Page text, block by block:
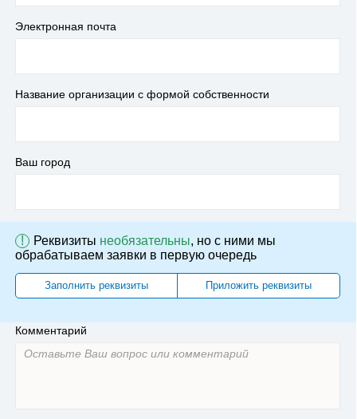
Электронная почта
Название организации с формой собственности
Ваш город
! Реквизиты необязательны, но с ними мы
обрабатываем заявки в первую очередь
Заполнить реквизиты Приложить реквизиты
Комментарий